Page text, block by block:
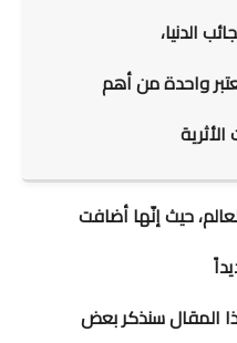
الدنيا،
واحدة من أهم
حيث إنّها أضافت
المقال سنذكر بعض